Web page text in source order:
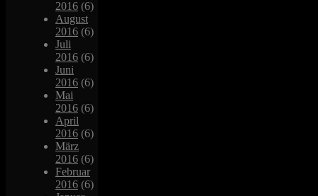
2016 (6)
August
2016 (6)
Juli
2016 (6)
Juni
2016 (6)
Mai
2016 (6)
April
2016 (6)
März
2016 (6)
Februar
2016 (6)